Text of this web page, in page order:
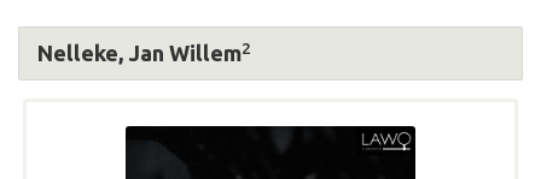
Nelleke, Jan Willem2